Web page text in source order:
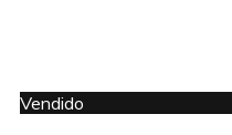
Vendido